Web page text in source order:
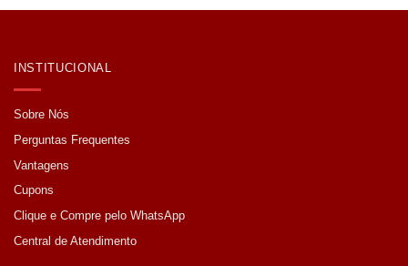
INSTITUCIONAL
Sobre Nós
Perguntas Frequentes
Vantagens
Cupons
Clique e Compre pelo WhatsApp
Central de Atendimento